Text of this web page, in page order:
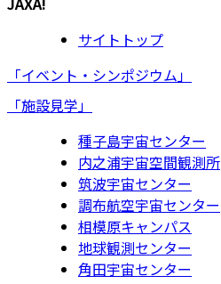
サイトトップ
「イベント・シンポジウム」
「施設見学」
種子島宇宙センター
内之浦宇宙空間観測所
筑波宇宙センター
調布航空宇宙センター
相模原キャンパス
地球観測センター
角田宇宙センター